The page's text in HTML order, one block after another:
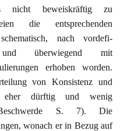
nicht beweiskräftig zu
die entsprechenden
schematisch, nach vordefi-
überwiegend mit
erhoben worden.
von Konsistenz und
eher dürftig und wenig
S. 7). Die
wonach er in Bezug auf